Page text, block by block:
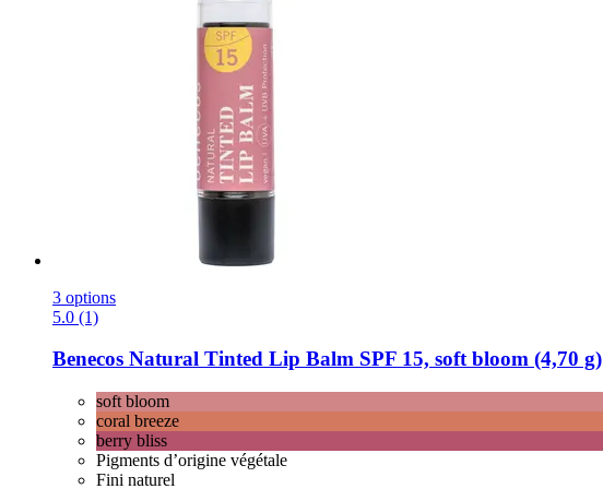
3 options
5.0 (1)
Benecos Natural Tinted Lip Balm SPF 15, soft bloom (4,70 g)
soft bloom
coral breeze
berry bliss
Pigments d’origine végétale
Fini naturel